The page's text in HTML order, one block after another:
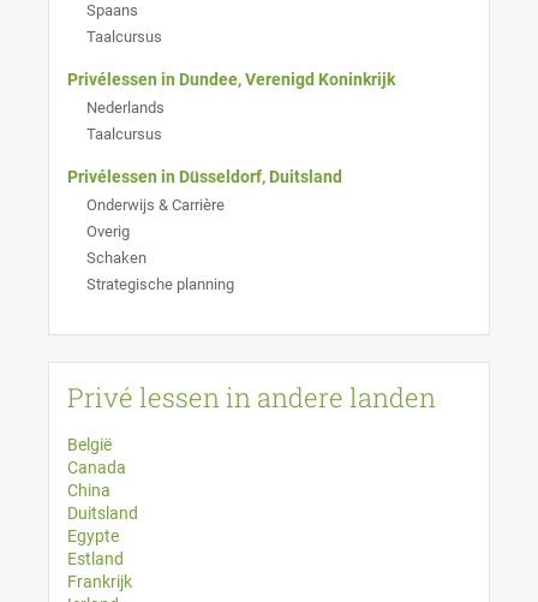
Spaans
Taalcursus
Privélessen in Dundee, Verenigd Koninkrijk
Nederlands
Taalcursus
Privélessen in Düsseldorf, Duitsland
Onderwijs & Carrière
Overig
Schaken
Strategische planning
Privé lessen in andere landen
België
Canada
China
Duitsland
Egypte
Estland
Frankrijk